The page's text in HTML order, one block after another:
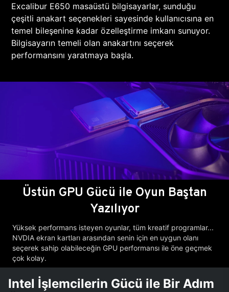
Excalibur E650 masaüstü bilgisayarlar, sunduğu
çeşitli anakart seçenekleri sayesinde kullanıcısına en
temel bileşenine kadar özelleştirme imkanı sunuyor.
Bilgisayarın temeli olan anakartını seçerek
performansını yaratmaya başla.
Üstün GPU Gücü ile Oyun Baştan
Yazılıyor
Yüksek performans isteyen oyunlar, tüm kreatif programlar...
NVDIA ekran kartları arasından senin için en uygun olanı
seçerek sahip olabileceğin GPU performansı ile öne geçmek
çok kolay.
Intel İşlemcilerin Gücü ile Bir Adım